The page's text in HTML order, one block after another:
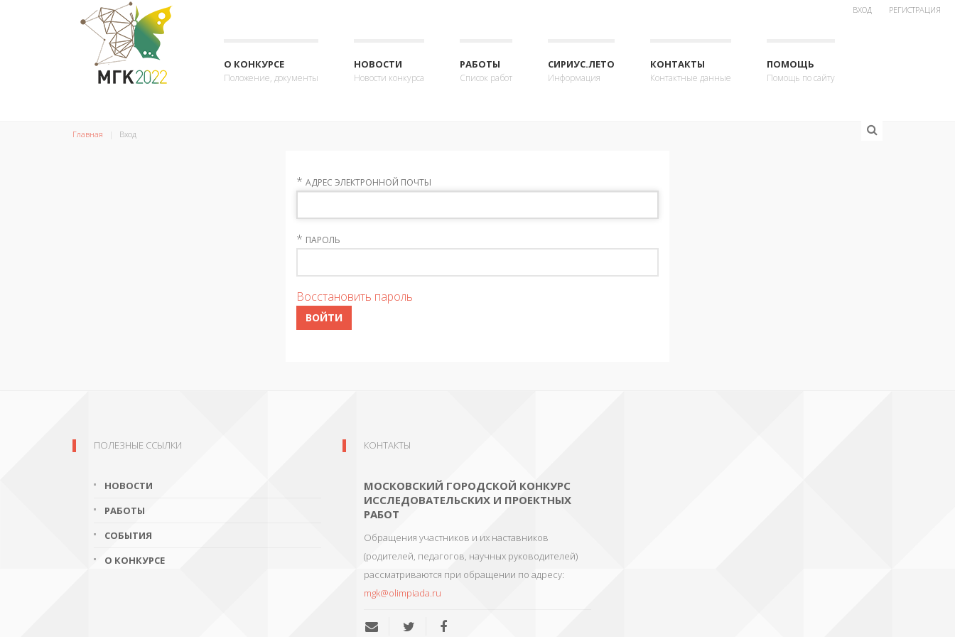
ВХОД РЕГИСТРАЦИЯ
О КОНКУРСЕ
Положение, документы
НОВОСТИ
Новости конкурса
РАБОТЫ
Список работ
СИРИУС.ЛЕТО
Информация
КОНТАКТЫ
Контактные данные
ПОМОЩЬ
Помощь по сайту
Главная Вход
* АДРЕС ЭЛЕКТРОННОЙ ПОЧТЫ
* ПАРОЛЬ
Восстановить пароль
ВОЙТИ
ПОЛЕЗНЫЕ ССЫЛКИ
НОВОСТИ
РАБОТЫ
СОБЫТИЯ
О КОНКУРСЕ
КОНТАКТЫ
МОСКОВСКИЙ ГОРОДСКОЙ КОНКУРС
ИССЛЕДОВАТЕЛЬСКИХ И ПРОЕКТНЫХ
РАБОТ
Обращения участников и их наставников
(родителей, педагогов, научных руководителей)
рассматриваются при обращении по адресу:
mgk@olimpiada.ru